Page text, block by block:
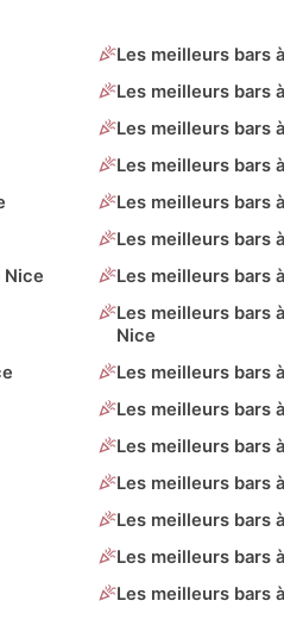
Les meilleurs bars
Les meilleurs bars
Les meilleurs bars
Les meilleurs bars
Les meilleurs bars
Les meilleurs bars
Nice
Les meilleurs bars
Les meilleurs bars
Nice
Les meilleurs bars
Les meilleurs bars
Les meilleurs bars
Les meilleurs bars
Les meilleurs bars
Les meilleurs bars
Les meilleurs bars